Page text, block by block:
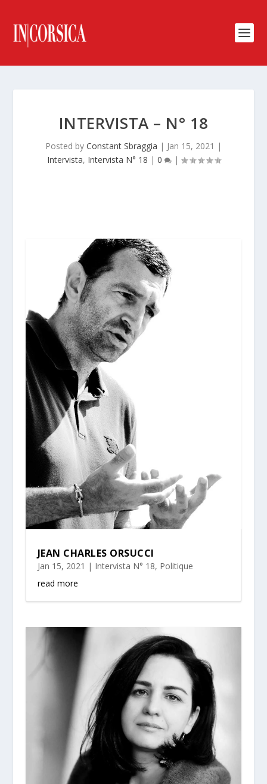
INTERVISTA – N° 18
Posted by Constant Sbraggia | Jan 15, 2021 |
Intervista, Intervista N° 18 | 0 |
JEAN CHARLES ORSUCCI
Jan 15, 2021 | Intervista N° 18, Politique
read more